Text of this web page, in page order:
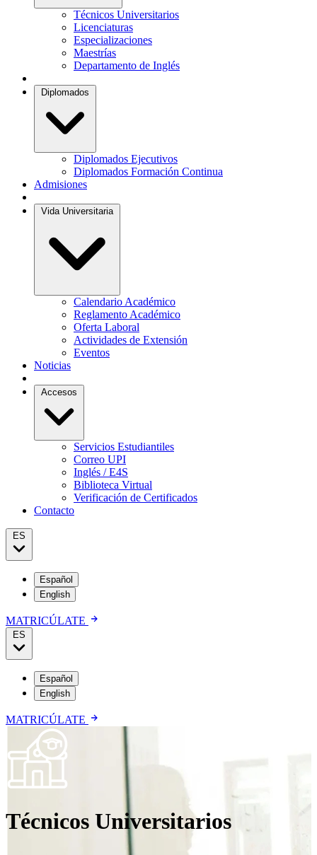
Técnicos Universitarios
Licenciaturas
Especializaciones
Maestrías
Departamento de Inglés
Diplomados
Diplomados Ejecutivos
Diplomados Formación Continua
Admisiones
Vida Universitaria
Calendario Académico
Reglamento Académico
Oferta Laboral
Actividades de Extensión
Eventos
Noticias
Accesos
Servicios Estudiantiles
Correo UPI
Inglés / E4S
Biblioteca Virtual
Verificación de Certificados
Contacto
ES
Español
English
MATRICÚLATE
ES
Español
English
MATRICÚLATE
Técnicos Universitarios